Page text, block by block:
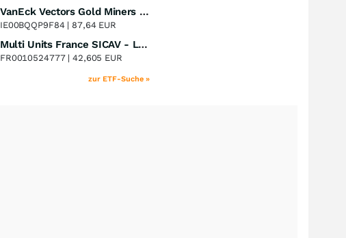
VanEck Vectors Gold Miners UCITS ETF
IE00BQQP9F84 | 87,64 EUR
Multi Units France SICAV - Lyxor MSCI New Energy ESG Filtered ( DR ) UCITS ETF
FR0010524777 |42,605 EUR
zur ETF-Suche »